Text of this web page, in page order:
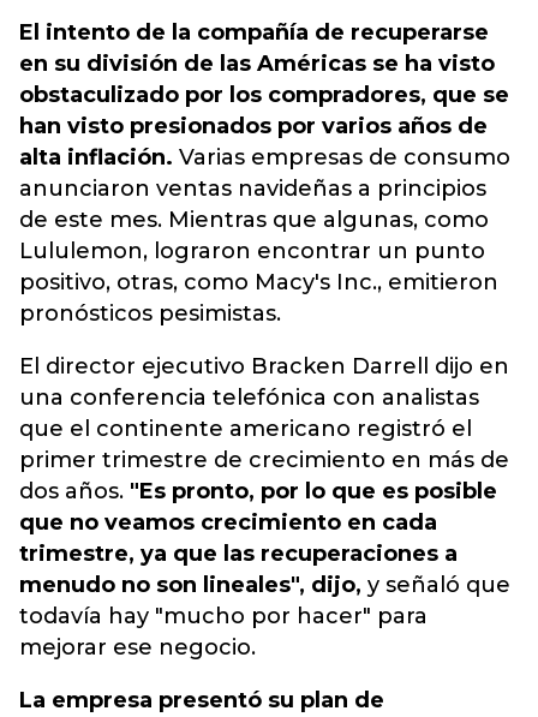
El intento de la compañía de recuperarse
en su división de las Américas se ha visto
obstaculizado por los compradores, que se
han visto presionados por varios años de
alta inflación. Varias empresas de consumo
anunciaron ventas navideñas a principios
de este mes. Mientras que algunas, como
Lululemon, lograron encontrar un punto
positivo, otras, como Macy's Inc., emitieron
pronósticos pesimistas.
El director ejecutivo Bracken Darrell dijo en
una conferencia telefónica con analistas
que el continente americano registró el
primer trimestre de crecimiento en más de
dos años. "Es pronto, por lo que es posible
que no veamos crecimiento en cada
trimestre, ya que las recuperaciones a
menudo no son lineales", dijo, y señaló que
todavía hay "mucho por hacer" para
mejorar ese negocio.
La empresa presentó su plan de